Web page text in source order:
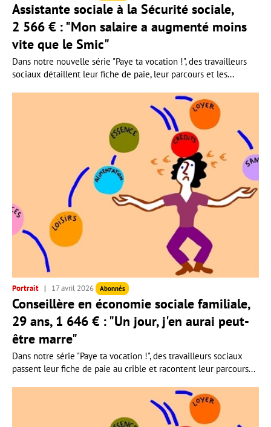
Assistante sociale à la Sécurité sociale,
2 566 € : "Mon salaire a augmenté moins
vite que le Smic"
Dans notre nouvelle série "Paye ta vocation !", des travailleurs
sociaux détaillent leur fiche de paie, leur parcours et les...
Portrait 17 avril 2026 Abonnés
Conseillère en économie sociale familiale,
29 ans, 1 646 € : "Un jour, j'en aurai peut-
être marre"
Dans notre série "Paye ta vocation !", des travailleurs sociaux
passent leur fiche de paie au crible et racontent leur parcours...